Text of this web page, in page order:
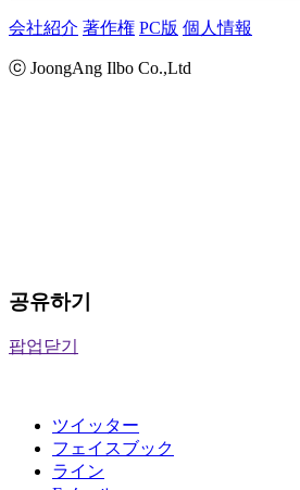
会社紹介 著作権 PC版 個人情報
ⓒ JoongAng Ilbo Co.,Ltd
공유하기
팝업닫기
ツイッター
フェイスブック
ライン